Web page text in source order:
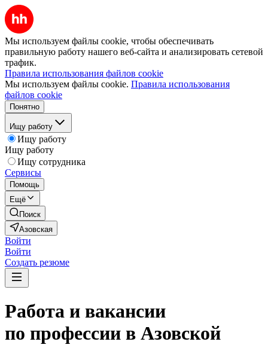
Мы используем файлы cookie, чтобы обеспечивать
правильную работу нашего веб-сайта и анализировать сетевой
трафик.
Правила использования файлов cookie
Мы используем файлы cookie. Правила использования
файлов cookie
Понятно
Ищу работу
Ищу работу
Ищу работу
Ищу сотрудника
Сервисы
Помощь
Ещё
Поиск
Азовская
Войти
Войти
Создать резюме
Работа и вакансии
по профессии в Азовской